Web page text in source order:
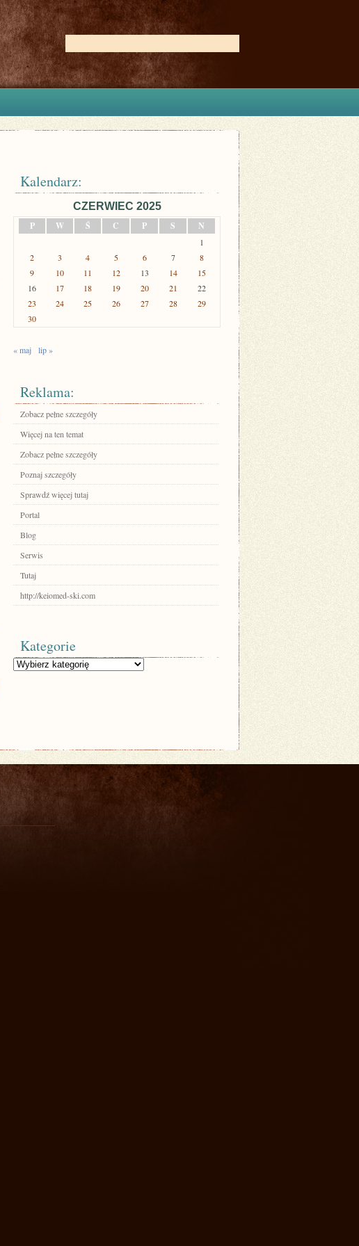
Kalendarz:
CZERWIEC 2025
P
W Ś C P S N
1
2
3 4 5 6 7
8
9
10 11 12 13 14
15
16
17 18 19 20 21
22
23
24 25 26 27 28
29
30
« maj lip »
Reklama:
Zobacz pełne szczegóły
Więcej na ten temat
Zobacz pełne szczegóły
Poznaj szczegóły
Sprawdź więcej tutaj
Portal
Blog
Serwis
Tutaj
http://keiomed-ski.com
Kategorie
Kategorie